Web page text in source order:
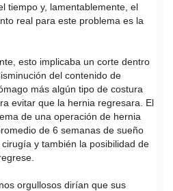
tiempo y, lamentablemente, el
real para este problema es la
esto implicaba un corte dentro
del contenido de
más algún tipo de costura
evitar que la hernia regresara. El
de una operación de hernia
de 6 semanas de sueño
y también la posibilidad de
orgullosos dirían que sus